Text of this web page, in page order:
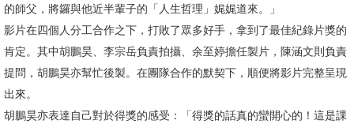
文
件
的師父，將鑼與他近半輩子的「人生哲理」娓娓道來。」
影片在四個人分工合作之下，打敗了眾多好手，拿到了最佳紀錄片獎的
肯定。其中胡鵬昊、李宗岳負責拍攝、余至婷擔任製片，陳涵文則負責
提問，胡鵬昊亦幫忙後製。在團隊合作的默契下，順便將影片完整呈現
出來。
胡鵬昊亦表達自己對於得獎的感受：「得獎的話真的蠻開心的！這是課